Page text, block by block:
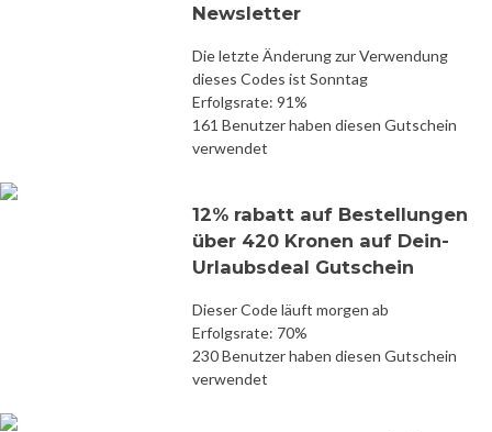
Newsletter
Die letzte Änderung zur Verwendung
dieses Codes ist Sonntag
Erfolgsrate: 91%
161 Benutzer haben diesen Gutschein
verwendet
12% rabatt auf Bestellungen
über 420 Kronen auf Dein-
Urlaubsdeal Gutschein
Dieser Code läuft morgen ab
Erfolgsrate: 70%
230 Benutzer haben diesen Gutschein
verwendet